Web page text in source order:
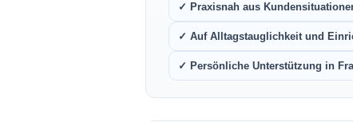
✓ Praxisnah aus
✓ Auf Alltagstauglichkeit und
✓ Persönliche Unterstützung in